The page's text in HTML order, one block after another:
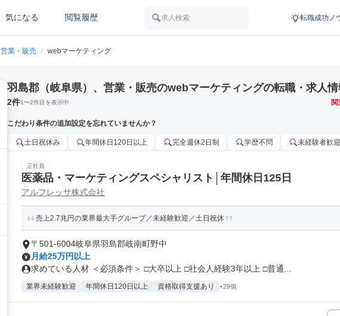
気になる 閲覧履歴 求人検索 転職成功ノ
営業・販売 / webマーケティング
羽島郡（岐阜県）、営業・販売のwebマーケティングの転職・求人情
2件1〜2件目を表示中 関
こだわり条件の追加設定を忘れていませんか？
土日祝休み 年間休日120日以上 完全週休2日制 学歴不問 未経験者歓迎
正社員
医薬品・マーケティングスペシャリスト│年間休日125日
アルフレッサ株式会社
売上2.7兆円の業界最大手グループ／未経験歓迎／土日祝休
〒501-6004岐阜県羽島郡岐南町野中
月給25万円以上
求めている人材 ＜必須条件＞ □大卒以上 □社会人経験3年以上 □普通...
業界未経験歓迎 年間休日120日以上 資格取得支援あり +29個